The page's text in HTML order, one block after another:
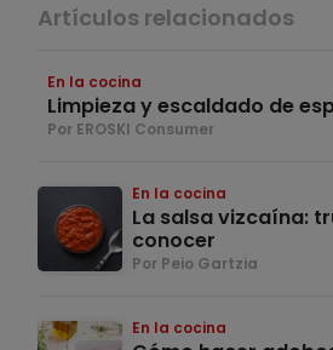
Artículos relacionados
En la cocina
Limpieza y escaldado de
Por EROSKI Consumer
En la cocina
La salsa vizcaína:
conocer
Por Peio Gartzia
En la cocina